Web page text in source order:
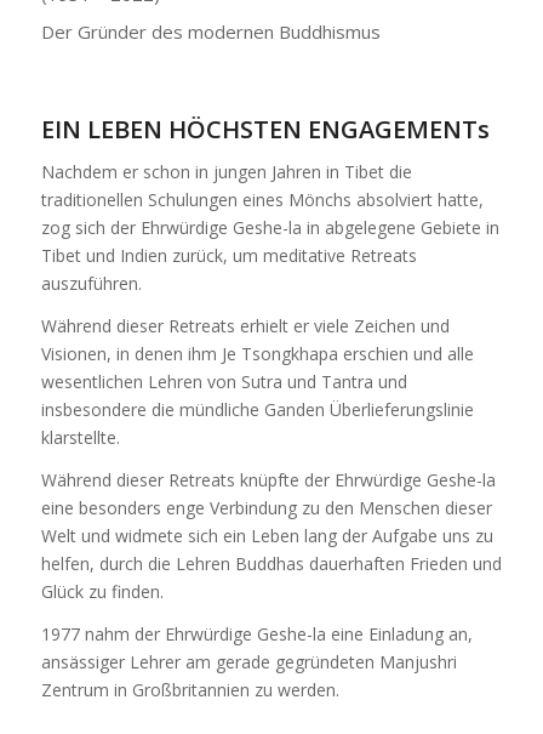
Der Gründer des modernen Buddhismus
EIN LEBEN HÖCHSTEN ENGAGEMENTs
Nachdem er schon in jungen Jahren in Tibet die
traditionellen Schulungen eines Mönchs absolviert hatte,
zog sich der Ehrwürdige Geshe-la in abgelegene Gebiete in
Tibet und Indien zurück, um meditative Retreats
auszuführen.
Während dieser Retreats erhielt er viele Zeichen und
Visionen, in denen ihm Je Tsongkhapa erschien und alle
wesentlichen Lehren von Sutra und Tantra und
insbesondere die mündliche Ganden Überlieferungslinie
klarstellte.
Während dieser Retreats knüpfte der Ehrwürdige Geshe-la
eine besonders enge Verbindung zu den Menschen dieser
Welt und widmete sich ein Leben lang der Aufgabe uns zu
helfen, durch die Lehren Buddhas dauerhaften Frieden und
Glück zu finden.
1977 nahm der Ehrwürdige Geshe-la eine Einladung an,
ansässiger Lehrer am gerade gegründeten Manjushri
Zentrum in Großbritannien zu werden.